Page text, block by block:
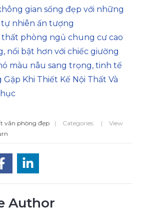
gian sống đẹp với những
tự nhiên ấn tượng
phòng ngủ chung cư cao
nổi bật hơn với chiếc giường
màu nâu sang trọng, tinh tế
Gặp Khi Thiết Kế Nội Thất Và
văn phòng đẹp | Categories: |
View
Author